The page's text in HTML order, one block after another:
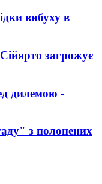
вибуху в
загрожує
дилемою -
з полонених